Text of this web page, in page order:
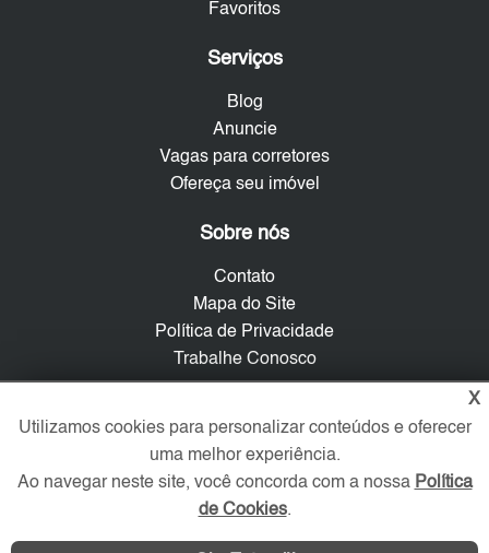
Favoritos
Serviços
Blog
Anuncie
Vagas para corretores
Ofereça seu imóvel
Sobre nós
Contato
Mapa do Site
Política de Privacidade
Trabalhe Conosco
Redes Sociais
X
Utilizamos cookies para personalizar conteúdos e oferecer
uma melhor experiência.
Ao navegar neste site, você concorda com a nossa Política
de Cookies.